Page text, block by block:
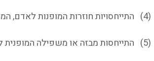
(4) התייחסויות חוזרות המופנות לאדם, המתמקדות במיניותו, כאשר אותו אדם הראה למטריד כי אינו מעוניין בהתייחסויות האמורות;
(5) התייחסות מבזה או משפילה המופנית לאדם ביחס למינו או למיניותו, לרבות נטייתו המינ